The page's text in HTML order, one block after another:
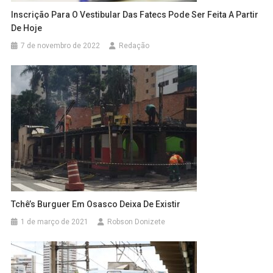
Inscrição Para O Vestibular Das Fatecs Pode Ser Feita A Partir
De Hoje
7 de novembro de 2022 Redação
Tchê’s Burguer Em Osasco Deixa De Existir
1 de março de 2021 Robson Donizete